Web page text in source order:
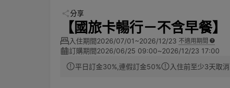
分享
【國旅卡暢行－不含早餐】
入住期間2026/07/01~2026/12/23 不適用期間
訂購期間2026/06/25 09:00~2026/12/23 17:00
平日訂金30%,連假訂金50%
入住前至少3天取